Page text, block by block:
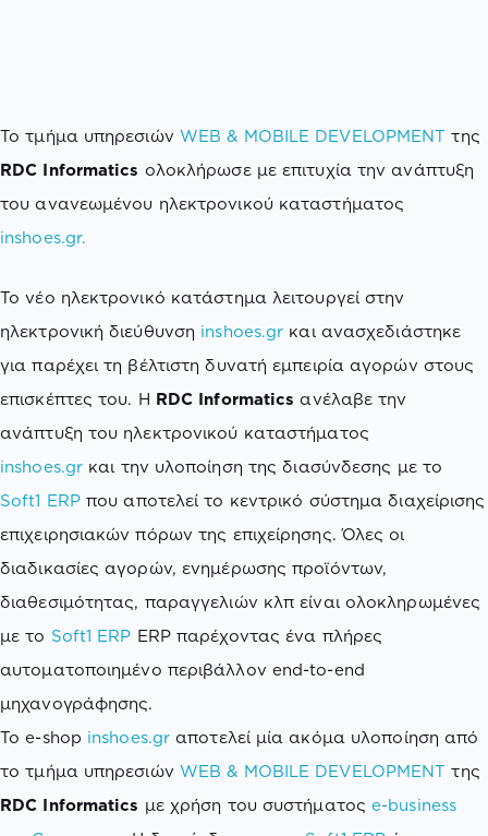
Το τμήμα υπηρεσιών WEB & MOBILE DEVELOPMENT της
RDC Informatics ολοκλήρωσε με επιτυχία την ανάπτυξη
του ανανεωμένου ηλεκτρονικού καταστήματος
inshoes.gr.
To νέο ηλεκτρονικό κατάστημα λειτουργεί στην
ηλεκτρονική διεύθυνση inshoes.gr και ανασχεδιάστηκε
για παρέχει τη βέλτιστη δυνατή εμπειρία αγορών στους
επισκέπτες του. Η RDC Informatics ανέλαβε την
ανάπτυξη του ηλεκτρονικού καταστήματος
inshoes.gr και την υλοποίηση της διασύνδεσης με το
Soft1 ERPπου αποτελεί το κεντρικό σύστημα διαχείρισης
επιχειρησιακών πόρων της επιχείρησης. Όλες οι
διαδικασίες αγορών, ενημέρωσης προϊόντων,
διαθεσιμότητας, παραγγελιών κλπ είναι ολοκληρωμένες
με το Soft1 ERP ERP παρέχοντας ένα πλήρες
αυτοματοποιημένο περιβάλλον end-to-end
μηχανογράφησης.
To e-shop inshoes.gr αποτελεί μία ακόμα υλοποίηση από
το τμήμα υπηρεσιών WEB & MOBILE DEVELOPMENT της
RDC Informatics με χρήση του συστήματοςe-business